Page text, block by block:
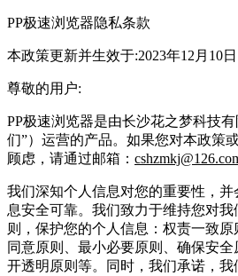
PP极速浏览器隐私条款
本政策更新并生效于:2023年12月10日
尊敬的用户:
PP极速浏览器是由长沙花之梦科技
们”）运营的产品。如果您对本政策
顾虑，请通过邮箱：
我们深知个人信息对您的重要性，
息安全可靠。我们致力于维持您对
则，保护您的个人信息：权责一致
同意原则、最小必要原则、确保安
开透明原则等。同时，我们承诺，